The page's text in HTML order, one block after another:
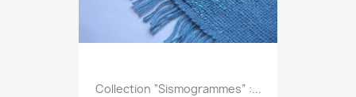
Collection “Sismogrammes” :...